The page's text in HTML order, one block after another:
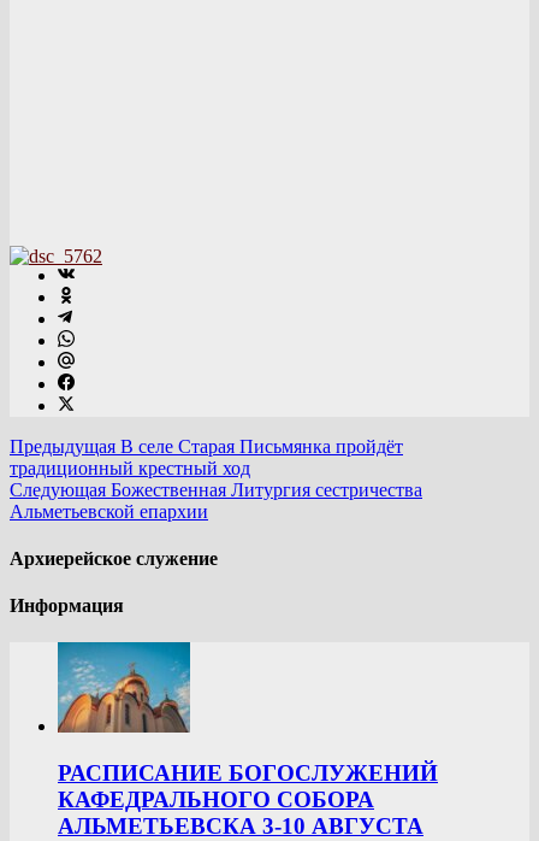
Предыдущая В селе Старая Письмянка пройдёт
традиционный крестный ход
Следующая Божественная Литургия сестричества
Альметьевской епархии
Архиерейское служение
Информация
РАСПИСАНИЕ БОГОСЛУЖЕНИЙ
КАФЕДРАЛЬНОГО СОБОРА
АЛЬМЕТЬЕВСКА 3-10 АВГУСТА